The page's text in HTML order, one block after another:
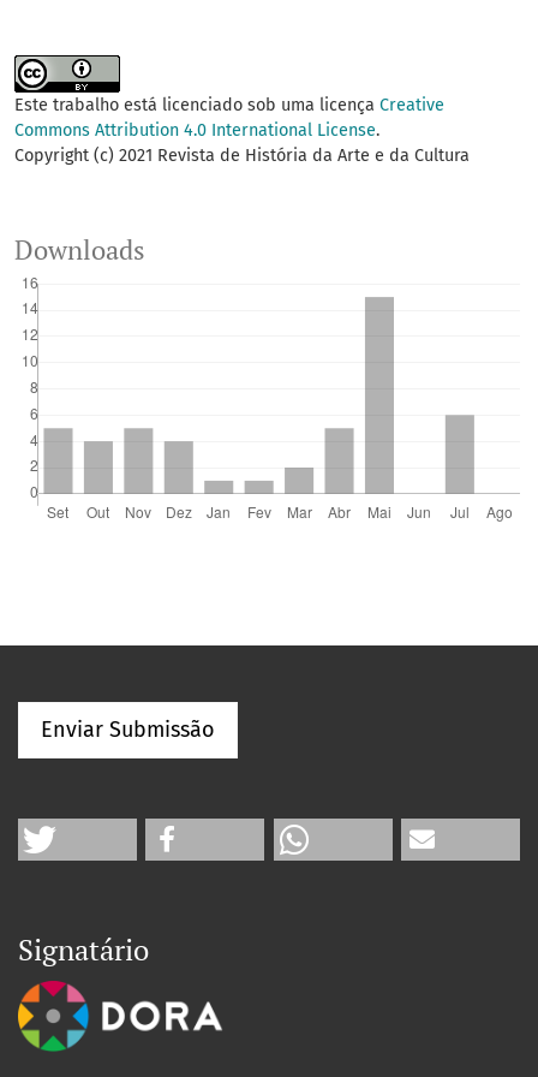
Este trabalho está licenciado sob uma licença Creative
Commons Attribution 4.0 International License.
Copyright (c) 2021 Revista de História da Arte e da Cultura
Downloads
Enviar Submissão
Signatário